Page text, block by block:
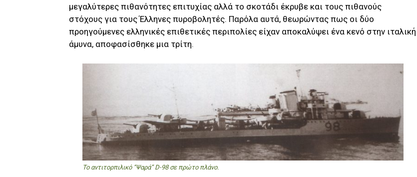
μεγαλύτερες πιθανότητες επιτυχίας αλλά το σκοτάδι έκρυβε και τους πιθανούς
στόχους για τους Έλληνες πυροβολητές. Παρόλα αυτά, θεωρώντας πως οι δύο
προηγούμενες ελληνικές επιθετικές περιπολίες είχαν αποκαλύψει ένα κενό στην ιταλική
άμυνα, αποφασίσθηκε μια τρίτη.
Το αντιτορπιλικό “Ψαρά” D-98 σε πρώτο πλάνο.